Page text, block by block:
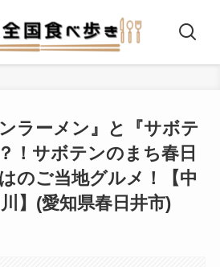
ンラーメン』と『サボテ
！サボテンのまち春日
のご当地グルメ！【中
】(愛知県春日井市)